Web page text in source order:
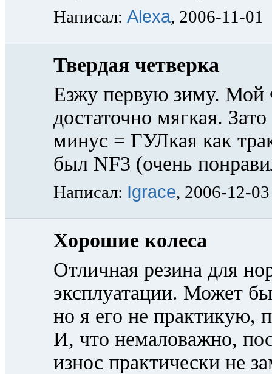
Написал: Alexa, 2006-11-01
Твердая четверка
Езжу первую зиму. Мой
достаточно мягкая.
минус = ГУЛкая как
был NF3 (очень
Написал: Igrace, 2006-12-03
Хорошие колеса
Отличная резина для
эксплуатации. Может
но я его не практикую,
И, что немаловажно,
износ практически не